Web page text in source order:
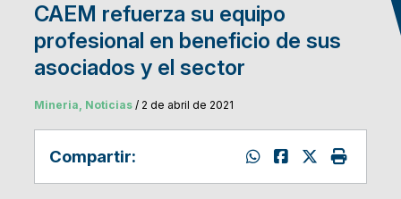
CAEM refuerza su equipo
profesional en beneficio de sus
asociados y el sector
Mineria, Noticias/ 2 de abril de 2021
Compartir: